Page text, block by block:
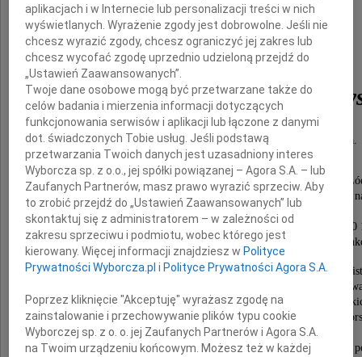
Prof. dr hab. dr h. c.
Birutę
Lewaszkiewicz-
zmarłą 9 czerwca 2022 roku, w 95 roku życia.
Przez ponad 70 lat była związana z Uniwersytetem
i jemu w pełni oddana, niemal do ostatnich dni czynna
zainteresowana sprawami Uczelni i Kraju,
zaangażowana w przemiany ustrojowe w latach 1980
zawsze żyjąca losami swoich uczniów i
Nestorka polskich cywilistów, wybitna
autorka fundamentalnych prac naukowych z dziedziny
promotorka i recenzentka wielu rozpraw
recenzentka w przewodach habilitacyjnych i
wychowawczyni wielu pokoleń prawników,
wymagająca a jednocześnie niezwykle rzetelna i uczciwa w
aplikacjach i w Internecie lub personalizacji treści w nich
wyświetlanych. Wyrażenie zgody jest dobrowolne. Jeśli nie
chcesz wyrazić zgody, chcesz ograniczyć jej zakres lub
chcesz wycofać zgodę uprzednio udzieloną przejdź do
„Ustawień Zaawansowanych”.
Twoje dane osobowe mogą być przetwarzane także do
celów badania i mierzenia informacji dotyczących
funkcjonowania serwisów i aplikacji lub łączone z danymi
dot. świadczonych Tobie usług. Jeśli podstawą
przetwarzania Twoich danych jest uzasadniony interes
Wyborcza sp. z o.o., jej spółki powiązanej – Agora S.A. – lub
Zaufanych Partnerów, masz prawo wyrazić sprzeciw. Aby
to zrobić przejdź do „Ustawień Zaawansowanych” lub
skontaktuj się z administratorem – w zależności od
zakresu sprzeciwu i podmiotu, wobec którego jest
kierowany. Więcej informacji znajdziesz w Polityce
Prywatności Wyborcza.pl i Polityce Prywatności Agora S.A.
Poprzez kliknięcie "Akceptuję" wyrażasz zgodę na
zainstalowanie i przechowywanie plików typu cookie
Wyborczej sp. z o. o. jej Zaufanych Partnerów i Agora S.A.
na Twoim urządzeniu końcowym. Możesz też w każdej